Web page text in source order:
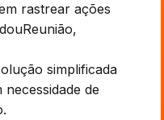
rastrear ações
simplificada
de